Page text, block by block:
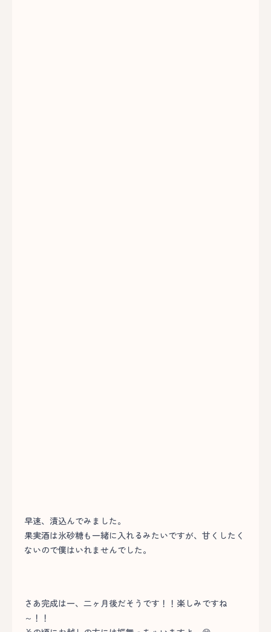
早速、漬込んでみました。
果実酒は氷砂糖も一緒に入れるみたいですが、甘くしたく
ないので僕はいれませんでした。
さあ完成は一、二ヶ月後だそうです！！楽しみですね
～！！